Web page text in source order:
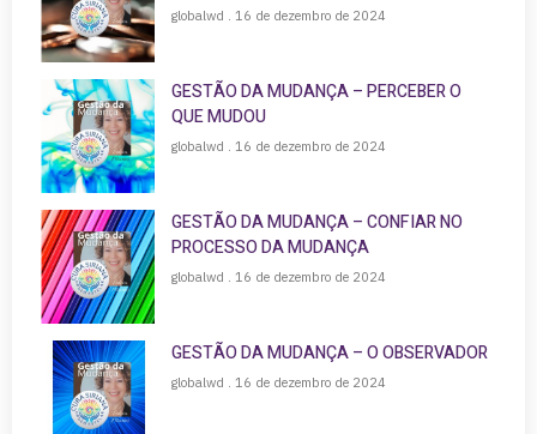
globalwd 16 de dezembro de 2024
GESTÃO DA MUDANÇA – PERCEBER O
QUE MUDOU
globalwd 16 de dezembro de 2024
GESTÃO DA MUDANÇA – CONFIAR NO
PROCESSO DA MUDANÇA
globalwd 16 de dezembro de 2024
GESTÃO DA MUDANÇA – O OBSERVADOR
globalwd 16 de dezembro de 2024